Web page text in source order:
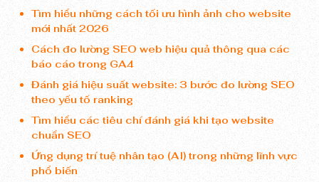
Tìm hiểu những cách tối ưu hình ảnh cho website
mới nhất 2026
Cách đo lường SEO web hiệu quả thông qua các
báo cáo trong GA4
Đánh giá hiệu suất website: 3 bước đo lường SEO
theo yếu tố ranking
Tìm hiểu các tiêu chí đánh giá khi tạo website
chuẩn SEO
Ứng dụng trí tuệ nhân tạo (AI) trong những lĩnh vực
phổ biến